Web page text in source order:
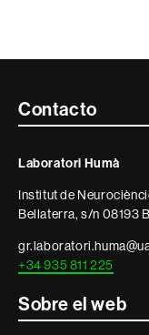
Contacte
informació
legal
Contacto
Laboratori Humà
Institut de
Bellaterra, s/n 08193
+34 935 811 225
Sobre el web